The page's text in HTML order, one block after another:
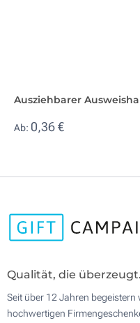
Ausziehbarer
Ab: 0,36 €
Qualität, die überzeugt.
Seit über 12 Jahren
hochwertigen